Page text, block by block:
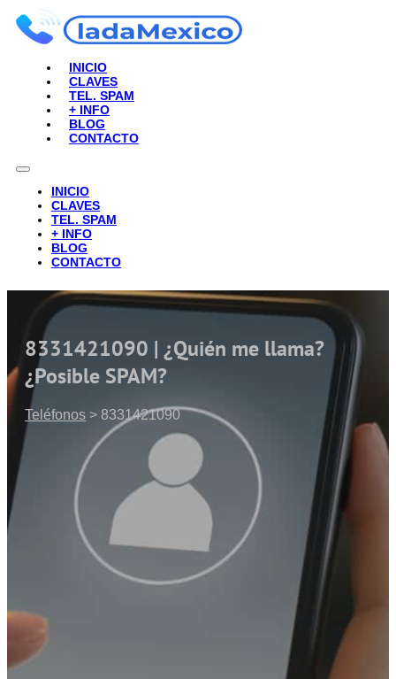
INICIO
CLAVES
TEL. SPAM
+ INFO
BLOG
CONTACTO
INICIO
CLAVES
TEL. SPAM
+ INFO
BLOG
CONTACTO
8331421090 | ¿Quién me llama?
¿Posible SPAM?
Teléfonos > 8331421090